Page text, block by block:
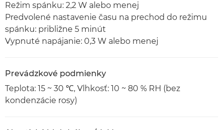
Režim spánku: 2,2 W alebo menej
Predvolené nastavenie času na prechod do režimu
spánku: približne 5 minút
Vypnuté napájanie: 0,3 W alebo menej
Prevádzkové podmienky
Teplota: 15 ~ 30 ℃, Vlhkosť: 10 ~ 80 % RH (bez
kondenzácie rosy)